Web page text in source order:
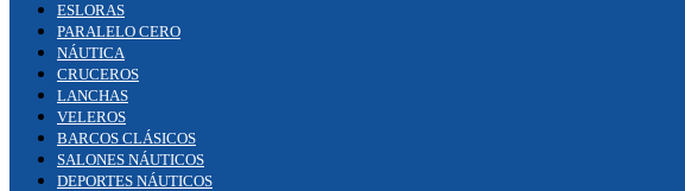
ESLORAS
PARALELO CERO
NÁUTICA
CRUCEROS
LANCHAS
VELEROS
BARCOS CLÁSICOS
SALONES NÁUTICOS
DEPORTES NÁUTICOS